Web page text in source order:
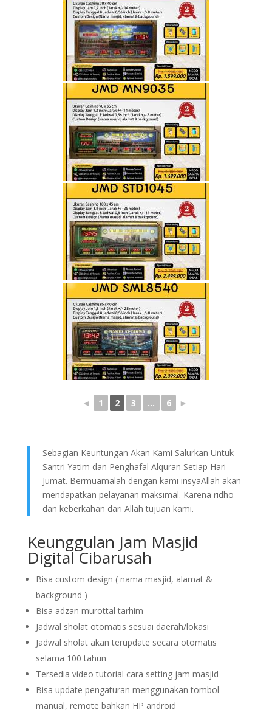
◄ 1 2 3 ... 6 ►
Sebagian Keuntungan Akan Kami Salurkan Untuk
Santri Yatim dan Penghafal Alquran Setiap Hari
Jumat. Bermuamalah dengan kami insyaAllah akan
mendapatkan pelayanan maksimal. Karena ridho
dan keberkahan dari Allah tujuan kami.
Keunggulan Jam Masjid
Digital Cibarusah
Bisa custom design ( nama masjid, alamat &
background )
Bisa adzan murottal tarhim
Jadwal sholat otomatis sesuai daerah/lokasi
Jadwal sholat akan terupdate secara otomatis
selama 100 tahun
Tersedia video tutorial cara setting jam masjid
Bisa update pengaturan menggunakan tombol
manual, remote bahkan HP android